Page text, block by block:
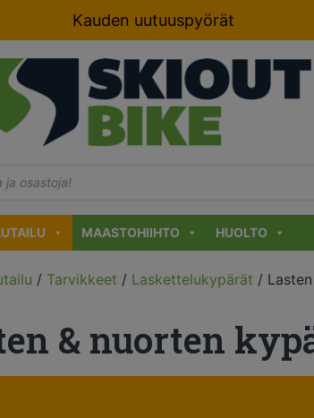
Kauden uutuuspyörät
MAASTOHIIHTO HUOLTO
/ Tarvikkeet / Laskettelukypärät /
& nuorten